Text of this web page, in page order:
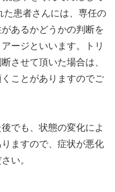
た患者さんには、専任の
あるかどうかの判断を
ージといいます。トリ
させて頂いた場合は、
ことがありますのでご
でも、状態の変化によ
ますので、症状が悪化
い。